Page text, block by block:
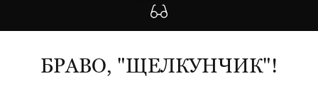
БРАВО, "ЩЕЛКУНЧИК"!